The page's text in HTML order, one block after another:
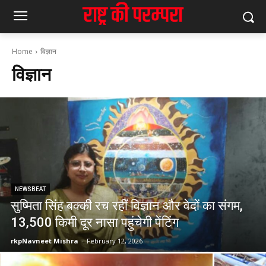
Home विज्ञान
विज्ञान
NEWSBEAT
सुष्मिता सिंह बक्की रच रहीं विज्ञान और वेदों का संगम,
13,500 किमी दूर नासा पहुंचेगी पेंटिंग
rkpNavneet Mishra - February 12, 2026